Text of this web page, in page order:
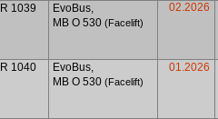
1039
EvoBus,
MB O 530(Facelift)
02.2026
1040
EvoBus,
MB O 530(Facelift)
01.2026